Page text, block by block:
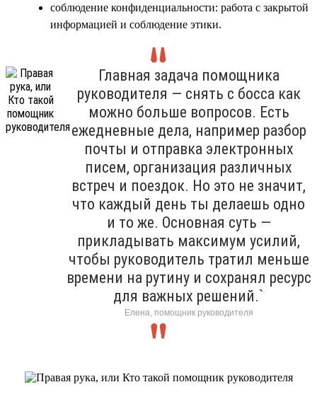
соблюдение конфиденциальности: работа с закрытой
информацией и соблюдение этики.
Главная задача помощника
руководителя — снять с босса как
можно больше вопросов. Есть
ежедневные дела, например разбор
почты и отправка электронных
писем, организация различных
встреч и поездок. Но это не значит,
что каждый день ты делаешь одно
и то же. Основная суть —
прикладывать максимум усилий,
чтобы руководитель тратил меньше
времени на рутину и сохранял ресурс
для важных решений.`
Елена, помощник руководителя